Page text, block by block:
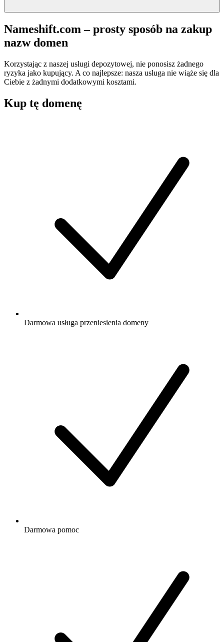
Nameshift.com – prosty sposób na zakup
nazw domen
Korzystając z naszej usługi depozytowej, nie ponosisz żadnego
ryzyka jako kupujący. A co najlepsze: nasza usługa nie wiąże się dla
Ciebie z żadnymi dodatkowymi kosztami.
Kup tę domenę
Darmowa usługa przeniesienia domeny
Darmowa pomoc